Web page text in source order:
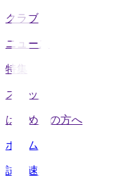
クラブ
ニュース
特集
スタッツ
はじめての方へ
ホーム
試合速報